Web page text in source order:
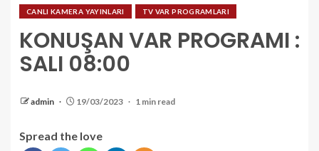
CANLI KAMERA YAYINLARI TV VAR PROGRAMLARI
KONUŞAN VAR PROGRAMI :
SALI 08:00
admin 19/03/2023 1 min read
Spread the love